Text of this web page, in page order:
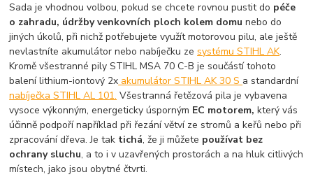
Sada je vhodnou volbou, pokud se chcete rovnou pustit do péče
o zahradu, údržby venkovních ploch kolem domunebo do
jiných úkolů, při nichž potřebujete využít motorovou pilu, ale ještě
nevlastníte akumulátor nebo nabíječku zesystému STIHL AK.
Kromě všestranné pily STIHL MSA 70 C-B je součástí tohoto
balení lithium-iontový 2x akumulátor STIHL AK 30 S a standardní
nabíječka STIHL AL 101. Všestranná řetězová pila je vybavena
vysoce výkonným, energeticky úsporným EC motorem, který vás
účinně podpoří například při řezání větví ze stromů a keřů nebo při
zpracování dřeva. Je tak tichá, že ji můžete používat bez
ochrany sluchu, a to i v uzavřených prostorách a na hluk citlivých
místech, jako jsou obytné čtvrti.